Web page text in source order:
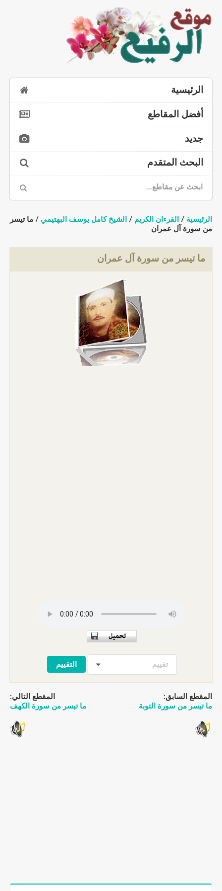
المقاطع
المتقدم
/القرءان الكريم/الشيخ كامل يوسف البهتيمي / ما تيسر
آل عمران
تيسر من سورة آل عمران
السابق:
من سورة التوبة
المقطع التالي:
ما تيسر من سورة الكهف